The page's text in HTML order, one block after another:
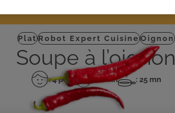
PlatRobot Expert CuisineOignon
Soupe à l’oignon
Nombre
personnes
: 4 pers
Temps
de
: 10 mn
Temps
de
cuisson
: 25 mn